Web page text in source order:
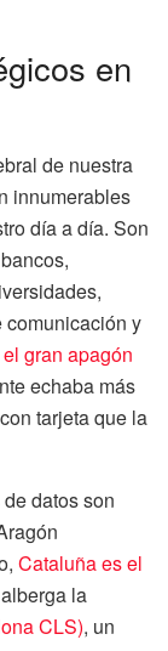
en
de nuestra
innumerables
día a día. Son
comunicación y
gran apagón
echaba más
tarjeta que la
datos son
Cataluña es el
alberga la
CLS), un